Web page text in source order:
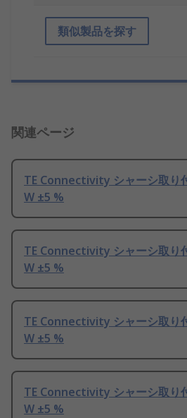
類似製品を探す
関連ページ
TE Connectivity シャーシ取り
W ±5 %
TE Connectivity シャーシ取り
W ±5 %
TE Connectivity シャーシ取り
W ±5 %
TE Connectivity シャーシ取り
W ±5 %